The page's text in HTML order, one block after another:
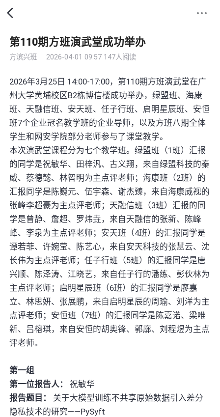
第110期方班演武堂成功举办
方滨兴班 2026-04-01 09:57 147人阅读
2026年3月25日 14:00-17:00，第110期方班演武堂在广
州大学黄埔校区B2栋博信楼成功举办，绿盟班、海康
班、天融信班、安天班、任子行班、启明星辰班、安恒
班7个企业冠名教学班的企业导师，以及方班八期全体
学生和网安学院部分老师参与了课堂教学。
本次演武堂课程分为七个教学班。绿盟班（1班）汇报
的同学是祝敏华、田梓汎、古义翔，来自绿盟科技的秦
威、蔡德懿、林智明为主点评老师；海康班（2班）的
汇报同学是陈巍元、伍宇森、谢杰臻，来自海康威视的
张峰李超豪为主点评老师；天融信班（3班）汇报的同
学是曾静、詹超、罗炜垚，来自天融信的张新、陈峰
峰、李泉为主点评老师；安天班（4班）的汇报同学是
谭若菲、许婉莹、陈艺心，来自安天科技的张慧云、沈
长伟为主点评老师；任子行班（5班）的汇报同学是唐
兴顺、陈泽涛、江晓艺，来自任子行的潘练、彭伙林为
主点评老师；启明星辰班（6班）的汇报同学是廖嘉
立、林思妍、张展鹏，来自启明星辰的周瑜、刘洋为主
点评老师；安恒班（7班）的汇报同学是陈嘉诺、梁唯
新、吕榕琪，来自安恒的胡奥锋、郭廓、刘程煜为主点
评老师。
第一组
第一位报告人：
祝敏华
报告题目：
关于大模型训练不共享原始数据引入差分
隐私技术的研究——PySyft